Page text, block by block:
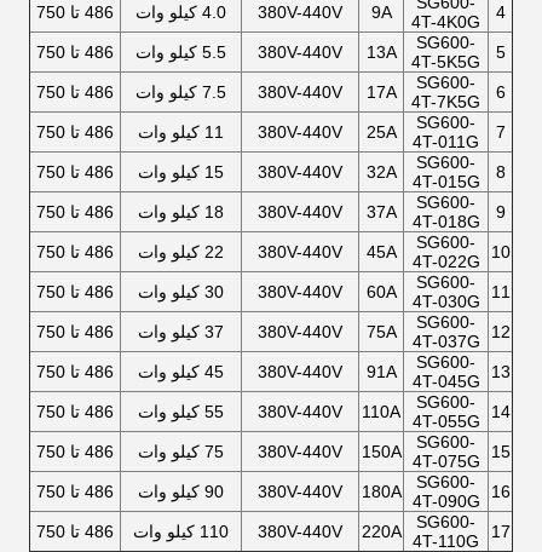
4
4T-4K0G
9A
380V-440V 4.0 کیلو وات 486 تا 750
5
SG600-
4T-5K5G
13A
380V-440V 5.5 کیلو وات 486 تا 750
6
SG600-
4T-7K5G
17A
380V-440V 7.5 کیلو وات 486 تا 750
7
SG600-
4T-011G
25A
380V-440V 11 کیلو وات 486 تا 750
8
SG600-
4T-015G
32A
380V-440V 15 کیلو وات 486 تا 750
9
SG600-
4T-018G
37A
380V-440V 18 کیلو وات 486 تا 750
10
SG600-
4T-022G
45A
380V-440V 22 کیلو وات 486 تا 750
11
SG600-
4T-030G
60A
380V-440V 30 کیلو وات 486 تا 750
12
SG600-
4T-037G
75A
380V-440V 37 کیلو وات 486 تا 750
13
SG600-
4T-045G
91A
380V-440V 45 کیلو وات 486 تا 750
14
SG600-
4T-055G
110A
380V-440V 55 کیلو وات 486 تا 750
15
SG600-
4T-075G
150A
380V-440V 75 کیلو وات 486 تا 750
16
SG600-
4T-090G
180A
380V-440V 90 کیلو وات 486 تا 750
17
SG600-
4T-110G
220A
380V-440V 110 کیلو وات 486 تا 750